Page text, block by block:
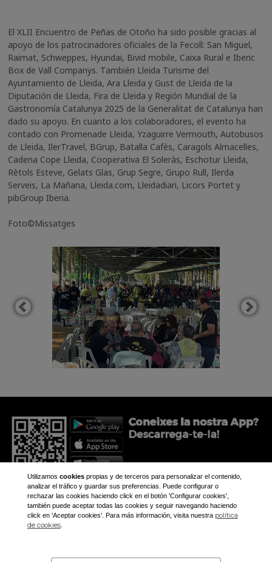
El XLII Encuentro de Peñas de Otoño ha sido posible gracias al
apoyo de los patrocinadores oficiales de la Fecoll: San Miguel,
Raimat, Schweppes, Hyundai, Bivid mobile, Caixa Rural e Iberic
Box de Vall Companys. También Lleida Turisme del
Ayuntamiento de Lleida, Ara Lleida y Gust de Lleida de la
Diputación de Lleida, Fira de Lleida y Región Mundial de la
Gastronomía Catalunya 2025 de la Generalitat de Catalunya han
dado su apoyo. En cuanto a los colaboradores, el evento ha
contado con Promenade Lleida, Yzaguirre Vermouth, Autobusos
de Lleida, IlerTravel, BGrup, Batalla Cafès, Caragols Almacelles,
Cadena Cope Lleida, Cooperativa El Soleràs, Eschotur Lleida,
Rètols Esteve, Gelats Glas, Grup Segre, Grupo Rull, Ilerda
Serveis, La Mañana, Lleida.com, Lleidadiari, Licors Portet y
pibGroup Iberia.
Foto©Missatges
Utilizamos cookiespropias y de terceros para personalizar el contenido,
analizar el tráfico y guardar sus preferencias. Puede configurar o
rechazar las cookies haciendo click en el botón 'Configurar cookies',
también puede aceptar todas las cookies y seguir navegando haciendo
click en 'Aceptar cookies'. Para más información, visita nuestra política
de cookies.